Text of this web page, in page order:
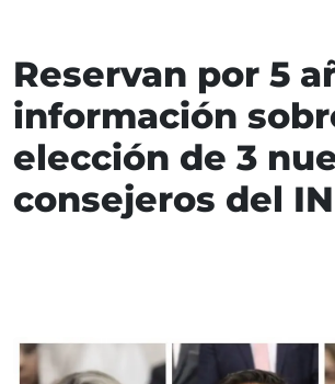
Reservan por 5
información
elección de 3
consejeros del